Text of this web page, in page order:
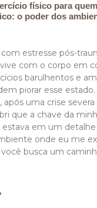
físico para
o poder dos
estresse pós-
com o corpo em
barulhentos e
piorar esse
uma crise
que a chave da
estava em um detalhe
onde eu me
busca um